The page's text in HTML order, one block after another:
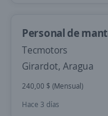
Personal de
Tecmotors
Girardot, Aragua
240,00 $ (Mensual)
Hace 3 días